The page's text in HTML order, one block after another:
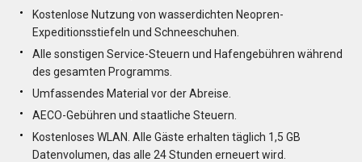
Kostenlose Nutzung von wasserdichten Neopren-
Expeditionsstiefeln und Schneeschuhen.
Alle sonstigen Service-Steuern und Hafengebühren während
des gesamten Programms.
Umfassendes Material vor der Abreise.
AECO-Gebühren und staatliche Steuern.
Kostenloses WLAN. Alle Gäste erhalten täglich 1,5 GB
Datenvolumen, das alle 24 Stunden erneuert wird.